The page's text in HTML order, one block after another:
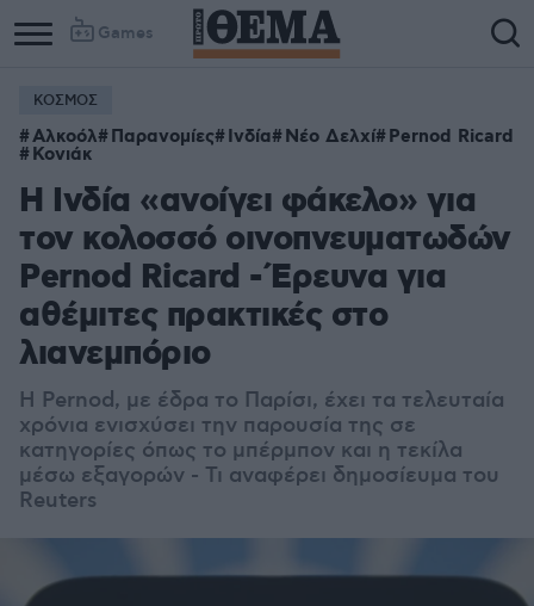
Games
ΚΟΣΜΟΣ
Αλκοόλ Παρανομίες Ινδία Νέο Δελχί Pernod Ricard
Κονιάκ
Η Ινδία «ανοίγει φάκελο» για
τον κολοσσό οινοπνευματωδών
Pernod Ricard - Έρευνα για
αθέμιτες πρακτικές στο
λιανεμπόριο
Η Pernod, με έδρα το Παρίσι, έχει τα τελευταία
χρόνια ενισχύσει την παρουσία της σε
κατηγορίες όπως το μπέρμπον και η τεκίλα
μέσω εξαγορών - Τι αναφέρει δημοσίευμα του
Reuters